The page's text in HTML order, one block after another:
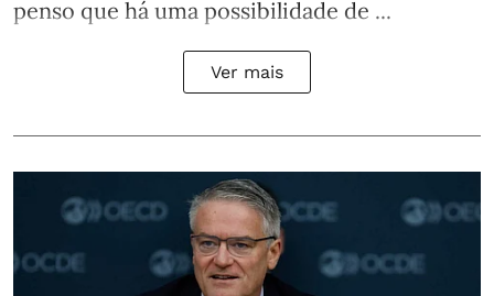
penso que há uma possibilidade de ...
Ver mais